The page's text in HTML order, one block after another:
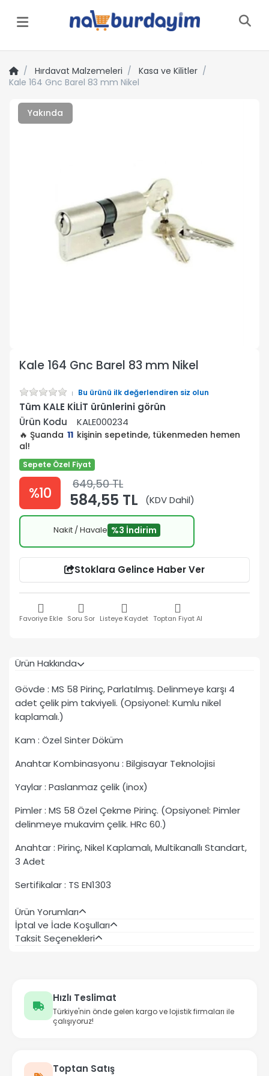
Menü
Hırdavat Malzemeleri
Kasa ve Kilitler
Kale 164 Gnc Barel 83 mm Nikel
Yakında
Kale 164 Gnc Barel 83 mm Nikel
Bu ürünü ilk değerlendiren siz olun
Tüm KALE KİLİT ürünlerini görün
Ürün Kodu
KALE000234
🔥 Şuanda 11 kişinin sepetinde, tükenmeden hemen
al!
Sepete Özel Fiyat
%10 649,50 TL
584,55 TL (KDV Dahil)
Nakit / Havale %3 İndirim
Stoklara Gelince Haber Ver
Favoriye Ekle Soru Sor Listeye Kaydet Toptan Fiyat Al
Ürün Hakkında
Gövde : MS 58 Pirinç, Parlatılmış. Delinmeye karşı 4
adet çelik pim takviyeli. (Opsiyonel: Kumlu nikel
kaplamalı.)
Kam : Özel Sinter Döküm
Anahtar Kombinasyonu : Bilgisayar Teknolojisi
Yaylar : Paslanmaz çelik (inox)
Pimler : MS 58 Özel Çekme Pirinç. (Opsiyonel: Pimler
delinmeye mukavim çelik. HRc 60.)
Anahtar : Pirinç, Nikel Kaplamalı, Multikanallı Standart,
3 Adet
Sertifikalar : TS EN1303
Ürün Yorumları
İptal ve İade Koşulları
Taksit Seçenekleri
Hızlı Teslimat
Türkiye'nin önde gelen kargo ve lojistik firmaları ile
çalışıyoruz!
Toptan Satış